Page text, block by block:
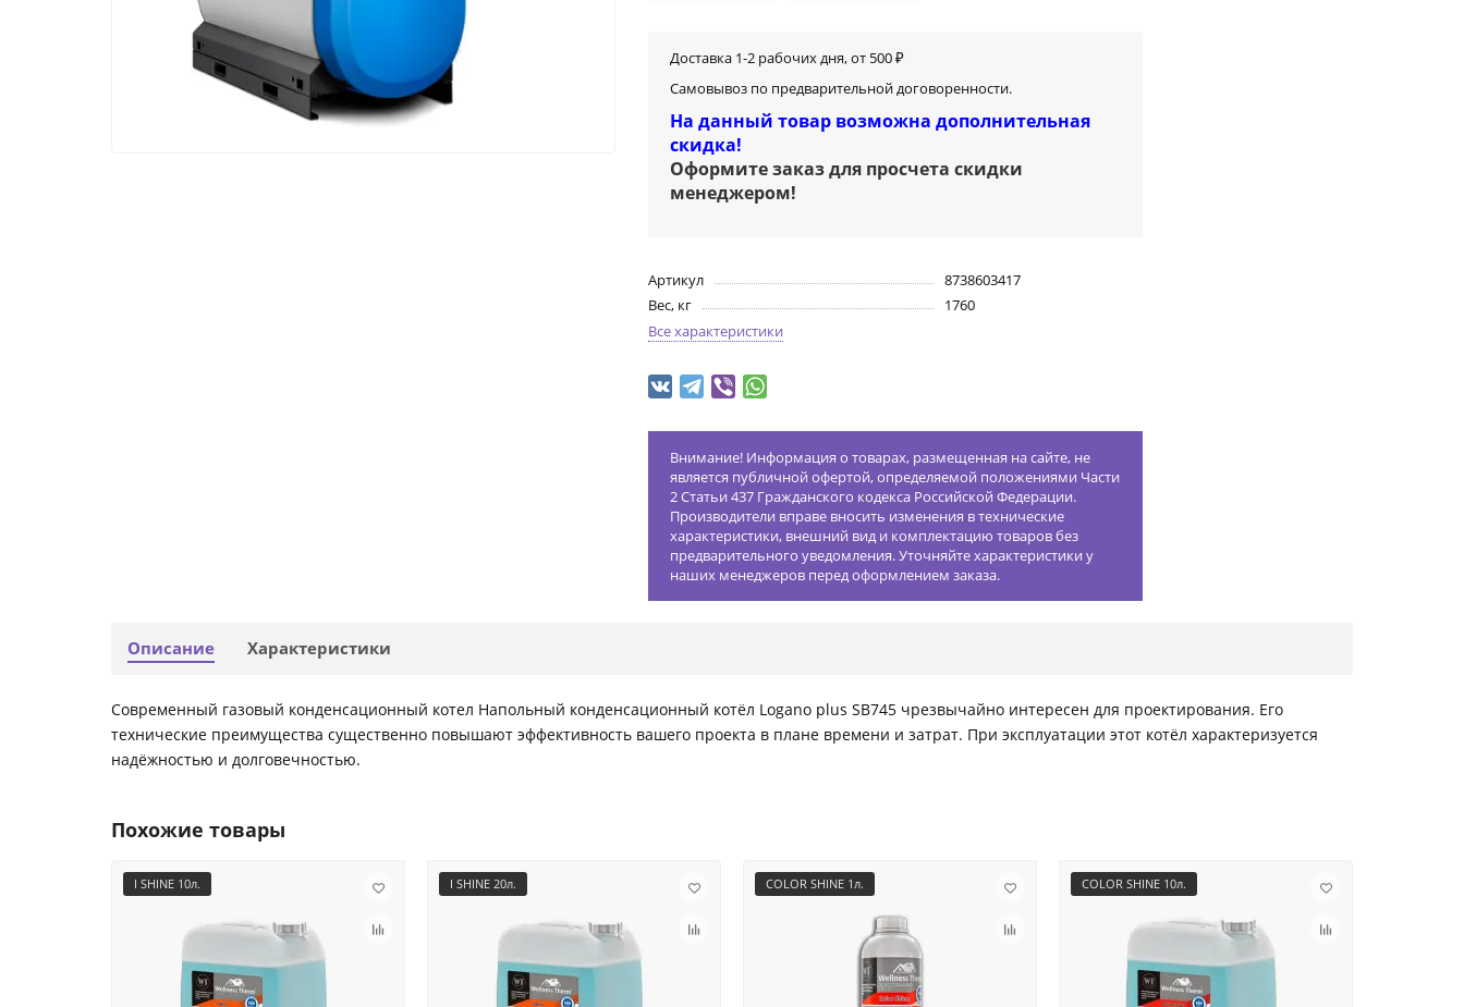
Доставка 1-2 рабочих дня, от 500 ₽
Самовывоз по предварительной договоренности.
На данный товар возможна дополнительная
скидка!
Оформите заказ для просчета скидки
менеджером!
Артикул
8738603417
Вес, кг
1760
Все характеристики
Внимание! Информация о товарах, размещенная на сайте, не
является публичной офертой, определяемой положениями Части
2 Статьи 437 Гражданского кодекса Российской Федерации.
Производители вправе вносить изменения в технические
характеристики, внешний вид и комплектацию товаров без
предварительного уведомления. Уточняйте характеристики у
наших менеджеров перед оформлением заказа.
Описание Характеристики
Современный газовый конденсационный котел Напольный конденсационный котёл Logano plus SB745 чрезвычайно интересен для проектирования. Его
технические преимущества существенно повышают эффективность вашего проекта в плане времени и затрат. При эксплуатации этот котёл характеризуется
надёжностью и долговечностью.
Похожие товары
I SHINE 10л. I SHINE 20л. COLOR SHINE 1л. COLOR SHINE 10л.